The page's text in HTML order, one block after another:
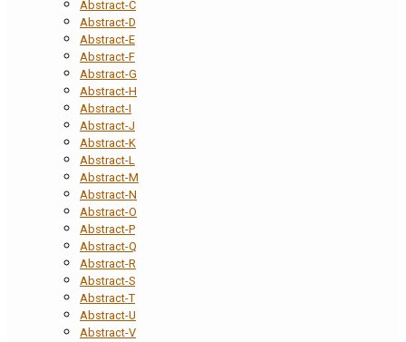
Abstract-C
Abstract-D
Abstract-E
Abstract-F
Abstract-G
Abstract-H
Abstract-I
Abstract-J
Abstract-K
Abstract-L
Abstract-M
Abstract-N
Abstract-O
Abstract-P
Abstract-Q
Abstract-R
Abstract-S
Abstract-T
Abstract-U
Abstract-V